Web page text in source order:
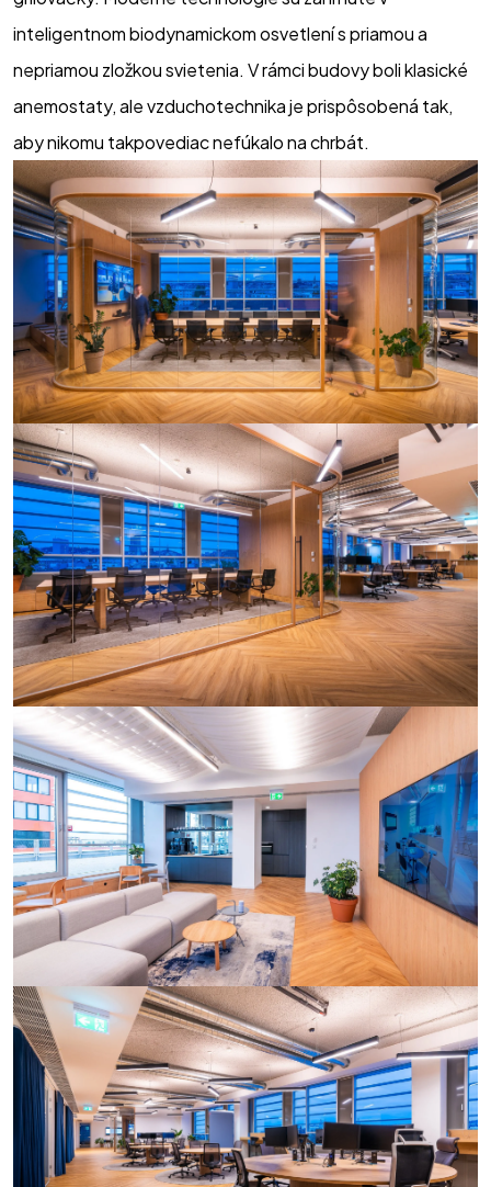
inteligentnom biodynamickom osvetlení s priamou a
nepriamou zložkou svietenia. V rámci budovy boli klasické
anemostaty, ale vzduchotechnika je prispôsobená tak,
aby nikomu takpovediac nefúkalo na chrbát.